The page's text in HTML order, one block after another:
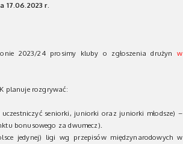
17.06.2023 r.
2023/24 prosimy kluby o zgłoszenia drużyn w
planuje rozgrywać:
seniorki, juniorki oraz juniorki młodsze) –
bonusowego za dwumecz).
jedynej) ligi wg przepisów międzynarodowych w